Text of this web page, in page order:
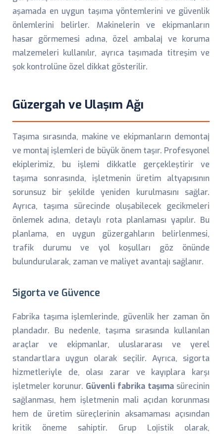
aşamada en uygun taşıma yöntemlerini ve güvenlik
önlemlerini belirler. Makinelerin ve ekipmanların
hasar görmemesi adına, özel ambalaj ve koruma
malzemeleri kullanılır, ayrıca taşımada titreşim ve
şok kontrolüne özel dikkat gösterilir.
Güzergah ve Ulaşım Ağı
Taşıma sırasında, makine ve ekipmanların demontaj
ve montaj işlemleri de büyük önem taşır. Profesyonel
ekiplerimiz, bu işlemi dikkatle gerçekleştirir ve
taşıma sonrasında, işletmenin üretim altyapısının
sorunsuz bir şekilde yeniden kurulmasını sağlar.
Ayrıca, taşıma sürecinde oluşabilecek gecikmeleri
önlemek adına, detaylı rota planlaması yapılır. Bu
planlama, en uygun güzergahların belirlenmesi,
trafik durumu ve yol koşulları göz önünde
bulundurularak, zaman ve maliyet avantajı sağlanır.
Sigorta ve Güvence
Fabrika taşıma işlemlerinde, güvenlik her zaman ön
plandadır. Bu nedenle, taşıma sırasında kullanılan
araçlar ve ekipmanlar, uluslararası ve yerel
standartlara uygun olarak seçilir. Ayrıca, sigorta
hizmetleriyle de, olası zarar ve kayıplara karşı
işletmeler korunur. Güvenli fabrika taşıma sürecinin
sağlanması, hem işletmenin mali açıdan korunması
hem de üretim süreçlerinin aksamaması açısından
kritik öneme sahiptir. Grup Lojistik olarak,